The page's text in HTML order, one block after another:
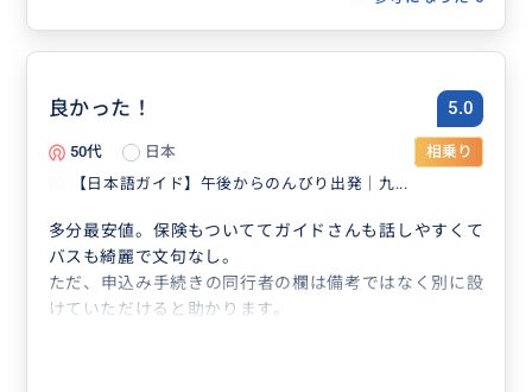
良かった！ 5.0
50代 日本
相乗り
【日本語ガイド】午後からのんびり出発｜九...
多分最安値。保険もついててガイドさんも話しやすくて
バスも綺麗で文句なし。
ただ、申込み手続きの同行者の欄は備考ではなく別に設
けていただけると助かります。